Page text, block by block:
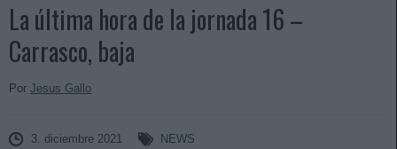
La última hora de la jornada 16 –
Carrasco, baja
Por Jesus Gallo
3. diciembre 2021 NEWS